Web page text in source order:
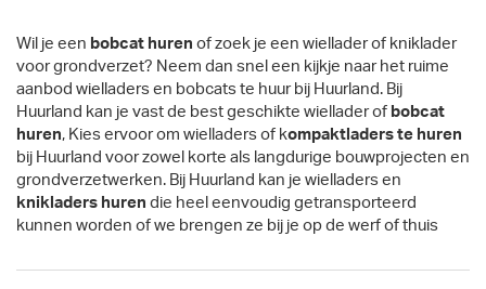
Wil je een bobcat huren of zoek je een wiellader of kniklader
voor grondverzet? Neem dan snel een kijkje naar het ruime
aanbod wielladers en bobcats te huur bij Huurland. Bij
Huurland kan je vast de best geschikte wiellader of bobcat
huren, Kies ervoor om wielladers of kompaktladers te huren
bij Huurland voor zowel korte als langdurige bouwprojecten en
grondverzetwerken. Bij Huurland kan je wielladers en
knikladers huren die heel eenvoudig getransporteerd
kunnen worden of we brengen ze bij je op de werf of thuis